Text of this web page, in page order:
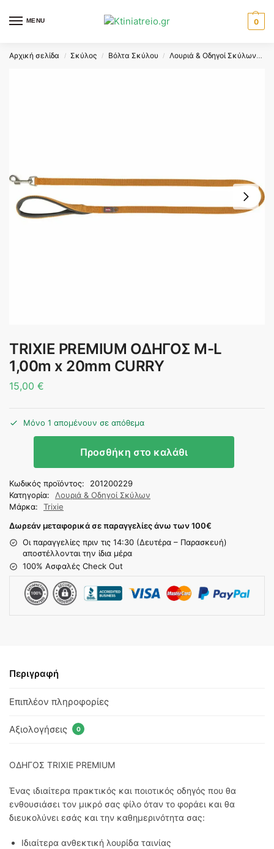
MENU 0
Αρχική σελίδα / Σκύλος / Βόλτα Σκύλου / Λουριά & Οδηγοί Σκύλων
TRIXIE PREMIUM ΟΔΗΓΟΣ M-L
1,00m x 20mm CURRY
15,00 €
Μόνο 1 απομένουν σε απόθεμα
Προσθήκη στο καλάθι
Κωδικός προϊόντος:
201200229
Κατηγορία:
Λουριά & Οδηγοί Σκύλων
Μάρκα:
Trixie
Δωρεάν μεταφορικά σε παραγγελίες άνω των 100€
Οι παραγγελίες πριν τις 14:30 (Δευτέρα – Παρασκευή)
αποστέλλονται την ίδια μέρα
100% Ασφαλές Check Out
Περιγραφή
Επιπλέον πληροφορίες
Αξιολογήσεις 0
ΟΔΗΓΟΣ TRIXIE PREMIUM
Ένας ιδιαίτερα πρακτικός και ποιοτικός οδηγός που θα
ενθουσιάσει τον μικρό σας φίλο όταν το φοράει και θα
διευκολύνει εσάς και την καθημερινότητα σας:
Ιδιαίτερα ανθεκτική λουρίδα ταινίας